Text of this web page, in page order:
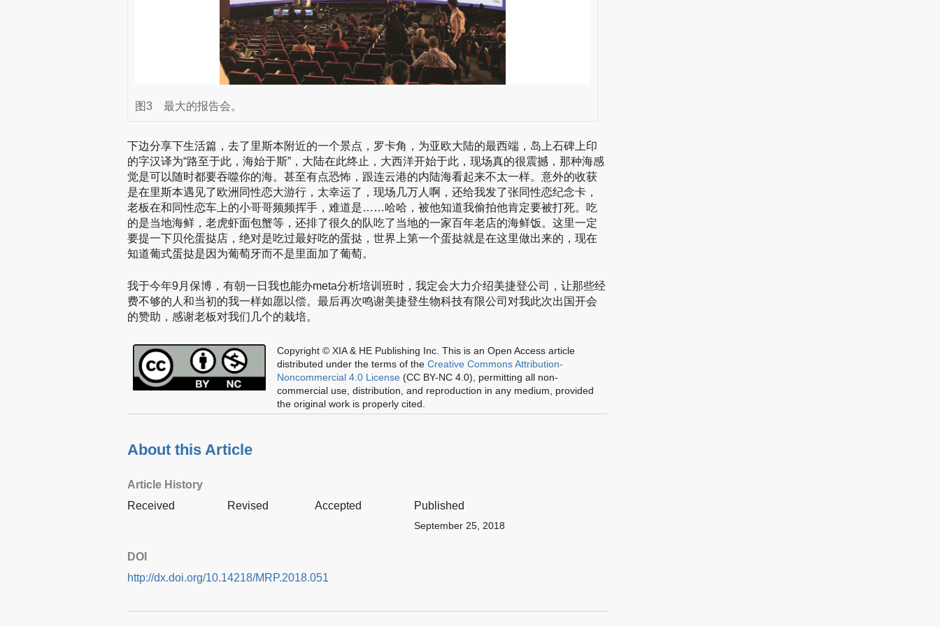
图3 最大的报告会。
下边分享下生活篇，去了里斯本附近的一个景点，罗卡角，为亚欧大陆的最西端，岛上石碑上印
的字汉译为“路至于此，海始于斯”，大陆在此终止，大西洋开始于此，现场真的很震撼，那种海感
觉是可以随时都要吞噬你的海。甚至有点恐怖，跟连云港的内陆海看起来不太一样。意外的收获
是在里斯本遇见了欧洲同性恋大游行，太幸运了，现场几万人啊，还给我发了张同性恋纪念卡，
老板在和同性恋车上的小哥哥频频挥手，难道是……哈哈，被他知道我偷拍他肯定要被打死。吃
的是当地海鲜，老虎虾面包蟹等，还排了很久的队吃了当地的一家百年老店的海鲜饭。这里一定
要提一下贝伦蛋挞店，绝对是吃过最好吃的蛋挞，世界上第一个蛋挞就是在这里做出来的，现在
知道葡式蛋挞是因为葡萄牙而不是里面加了葡萄。
我于今年9月保博，有朝一日我也能办meta分析培训班时，我定会大力介绍美捷登公司，让那些经
费不够的人和当初的我一样如愿以偿。最后再次鸣谢美捷登生物科技有限公司对我此次出国开会
的赞助，感谢老板对我们几个的栽培。
Copyright © XIA & HE Publishing Inc. This is an Open Access article
distributed under the terms of the Creative Commons Attribution-
Noncommercial 4.0 License (CC BY-NC 4.0), permitting all non-
commercial use, distribution, and reproduction in any medium, provided
the original work is properly cited.
About this Article
Article History
Received
Revised Accepted Published
September 25, 2018
DOI
http://dx.doi.org/10.14218/MRP.2018.051